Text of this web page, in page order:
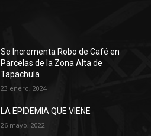
Se Incrementa Robo de Café en
Parcelas de la Zona Alta de
Tapachula
23 enero, 2024
LA EPIDEMIA QUE VIENE
26 mayo, 2022